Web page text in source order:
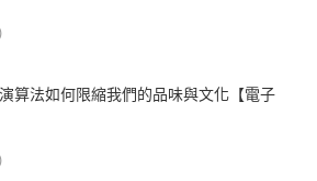
文歷史背景，讓學習更具脈絡化。
與白話同時朗讀，並解讀作家的寫作妙法，
力的問題，並闡釋古文與現代生活的應用，
課外經典名句，加深學習印象。
算法如何限縮我們的品味與文化【電子